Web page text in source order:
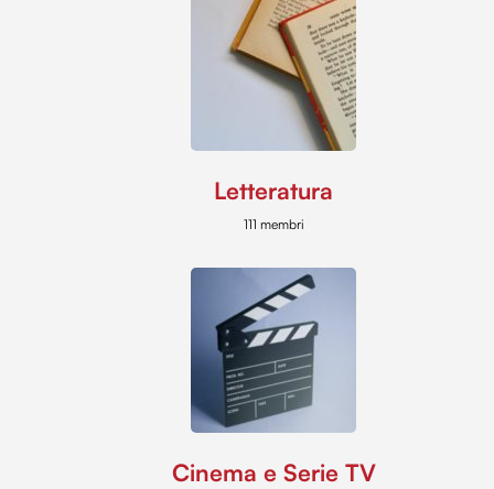
Letteratura
111 membri
Cinema e Serie TV